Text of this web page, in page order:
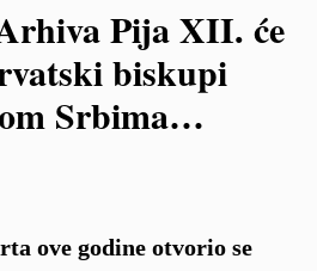
Pija XII. će
biskupi
Srbima…
ove godine otvorio se